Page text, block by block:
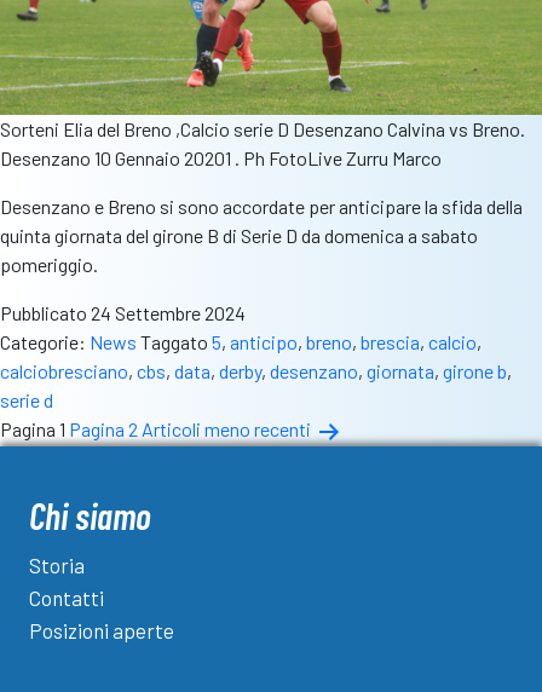
Sorteni Elia del Breno ,Calcio serie D Desenzano Calvina vs Breno.
Desenzano 10 Gennaio 20201 . Ph FotoLive Zurru Marco
Desenzano e Breno si sono accordate per anticipare la sfida della
quinta giornata del girone B di Serie D da domenica a sabato
pomeriggio.
Pubblicato 24 Settembre 2024
Categorie: News Taggato 5, anticipo, breno, brescia, calcio,
calciobresciano, cbs, data, derby, desenzano, giornata, girone b,
serie d
Paginazione
articoli
Pagina 1 Pagina 2 Articoli meno recenti
Chi siamo
Storia
Contatti
Posizioni aperte